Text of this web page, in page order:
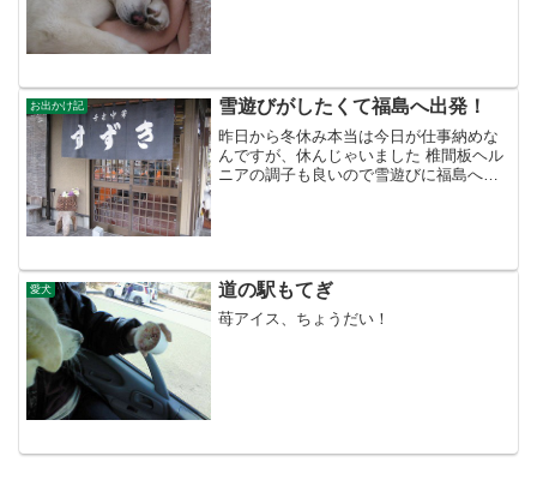
お出かけ記 雪遊びがしたくて福島へ出発！
昨日から冬休み本当は今日が仕事納めな
んですが、休んじゃいました 椎間板ヘル
ニアの調子も良いので雪遊びに福島へ出
愛犬 道の駅もてぎ
苺アイス、ちょうだい！